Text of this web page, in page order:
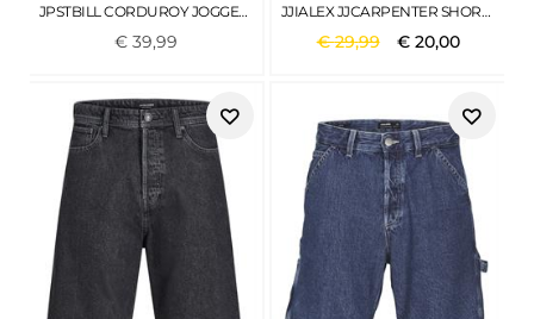
JPSTBILL CORDUROY JOGGER SHORTS REG SN LEMON PEPPER
€ 39,99
JJIALEX JJCARPENTER SHORTS SQ 889 LIGHT BLUE DENIM
€29,99 € 20,00